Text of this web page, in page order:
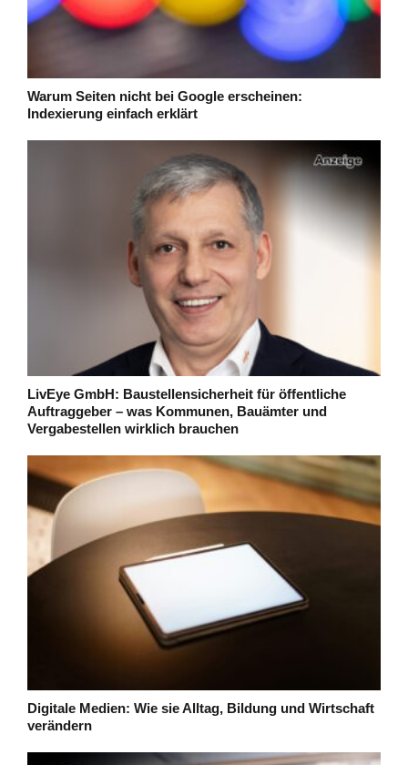
Warum Seiten nicht bei Google erscheinen:
Indexierung einfach erklärt
LivEye GmbH: Baustellensicherheit für öffentliche
Auftraggeber – was Kommunen, Bauämter und
Vergabestellen wirklich brauchen
Digitale Medien: Wie sie Alltag, Bildung und Wirtschaft
verändern